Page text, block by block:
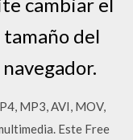
del
MP3, AVI, MOV,
Este Free